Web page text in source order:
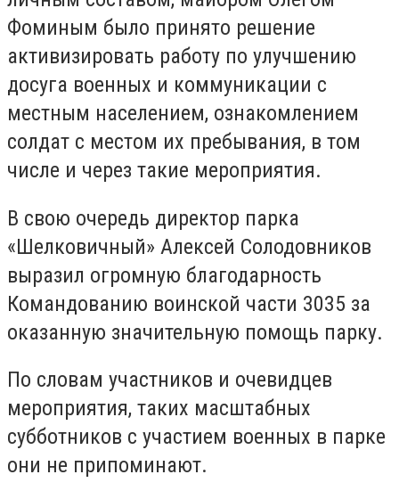
Фоминым было принято решение
активизировать работу по улучшению
досуга военных и коммуникации с
местным населением, ознакомлением
солдат с местом их пребывания, в том
числе и через такие мероприятия.
В свою очередь директор парка
«Шелковичный» Алексей Солодовников
выразил огромную благодарность
Командованию воинской части 3035 за
оказанную значительную помощь парку.
По словам участников и очевидцев
мероприятия, таких масштабных
субботников с участием военных в парке
они не припоминают.